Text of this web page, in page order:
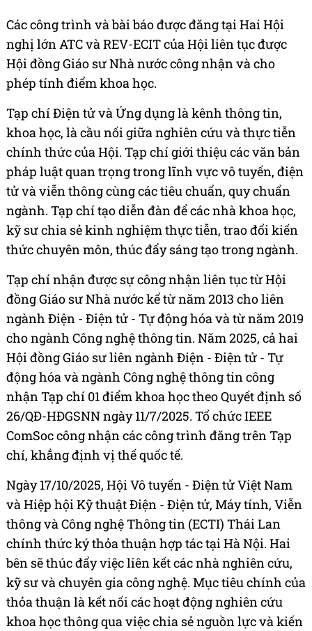
Các công trình và bài báo được đăng tại Hai Hội
nghị lớn ATC và REV-ECIT của Hội liên tục được
Hội đồng Giáo sư Nhà nước công nhận và cho
phép tính điểm khoa học.
Tạp chí Điện tử và Ứng dụng là kênh thông tin,
khoa học, là cầu nối giữa nghiên cứu và thực tiễn
chính thức của Hội. Tạp chí giới thiệu các văn bản
pháp luật quan trọng trong lĩnh vực vô tuyến, điện
tử và viễn thông cùng các tiêu chuẩn, quy chuẩn
ngành. Tạp chí tạo diễn đàn để các nhà khoa học,
kỹ sư chia sẻ kinh nghiệm thực tiễn, trao đổi kiến
thức chuyên môn, thúc đẩy sáng tạo trong ngành.
Tạp chí nhận được sự công nhận liên tục từ Hội
đồng Giáo sư Nhà nước kể từ năm 2013 cho liên
ngành Điện - Điện tử - Tự động hóa và từ năm 2019
cho ngành Công nghệ thông tin. Năm 2025, cả hai
Hội đồng Giáo sư liên ngành Điện - Điện tử - Tự
động hóa và ngành Công nghệ thông tin công
nhận Tạp chí 01 điểm khoa học theo Quyết định số
26/QĐ-HĐGSNN ngày 11/7/2025. Tổ chức IEEE
ComSoc công nhận các công trình đăng trên Tạp
chí, khẳng định vị thế quốc tế.
Ngày 17/10/2025, Hội Vô tuyến - Điện tử Việt Nam
và Hiệp hội Kỹ thuật Điện - Điện tử, Máy tính, Viễn
thông và Công nghệ Thông tin (ECTI) Thái Lan
chính thức ký thỏa thuận hợp tác tại Hà Nội. Hai
bên sẽ thúc đẩy việc liên kết các nhà nghiên cứu,
kỹ sư và chuyên gia công nghệ. Mục tiêu chính của
thỏa thuận là kết nối các hoạt động nghiên cứu
khoa học thông qua việc chia sẻ nguồn lực và kiến